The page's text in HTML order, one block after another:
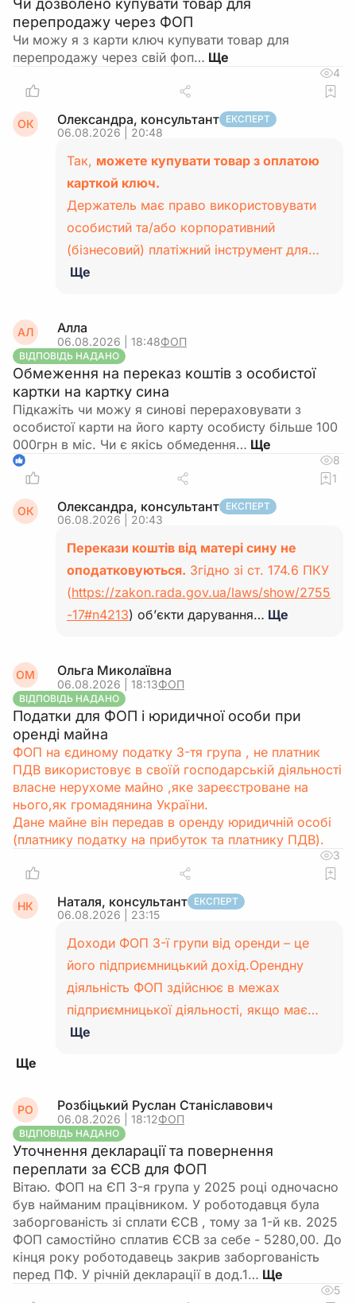
Чи дозволено купувати товар для
перепродажу через ФОП
Чи можу я з карти ключ купувати товар для
перепродажу через свій фоп…
4
ОК Олександра, консультант ЕКСПЕРТ
06.08.2026 | 20:48
Так, можете купувати товар з оплатою
карткой ключ.
Держатель має право використовувати
особистий та/або корпоративний
(бізнесовий) платіжний інструмент для…
Ще
АЛ Алла
06.08.2026 | 18:48ФОП
ВІДПОВІДЬ НАДАНО
Обмеження на переказ коштів з особистої
картки на картку сина
Підкажіть чи можу я синові перераховувати з
особистої карти на його карту особисту більше 100
000грн в міс. Чи є якісь обмедення…
1
8
1
ОК Олександра, консультант ЕКСПЕРТ
06.08.2026 | 20:43
Перекази коштів від матері сину не
оподатковуються. Згідно зі ст. 174.6 ПКУ
(https://zakon.rada.gov.ua/laws/show/2755
-17#n4213) об’єкти дарування… Ще
ОМ Ольга Миколаївна
06.08.2026 | 18:13ФОП
ВІДПОВІДЬ НАДАНО
Податки для ФОП і юридичної особи при
оренді майна
ФОП на єдиному податку 3-тя група , не платник
ПДВ використовує в своїй господарській діяльності
власне нерухоме майно ,яке зареєстроване на
нього,як громадянина України.
Дане майне він передав в оренду юридичній особі
(платнику податку на прибуток та платнику ПДВ).
3
НК Наталя, консультант ЕКСПЕРТ
06.08.2026 | 23:15
Доходи ФОП 3-ї групи від оренди – це
його підприємницький дохід.Орендну
діяльність ФОП здійснює в межах
підприємницької діяльності, якщо має…
Ще
РО Розбіцький Руслан Станіславович
06.08.2026 | 18:12ФОП
ВІДПОВІДЬ НАДАНО
Уточнення декларації та повернення
переплати за ЄСВ для ФОП
Вітаю. ФОП на ЄП 3-я група у 2025 році одночасно
був найманим працівником. У роботодавця була
заборгованість зі сплати ЄСВ , тому за 1-й кв. 2025
ФОП самостійно сплатив ЄСВ за себе - 5280,00. До
кінця року роботодавець закрив заборгованість
перед ПФ. У річній декларації в дод.1…
5